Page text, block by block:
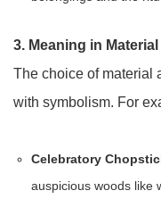
3. Meaning in
The choice of material
with symbolism. For
Celebratory
auspicious woods like